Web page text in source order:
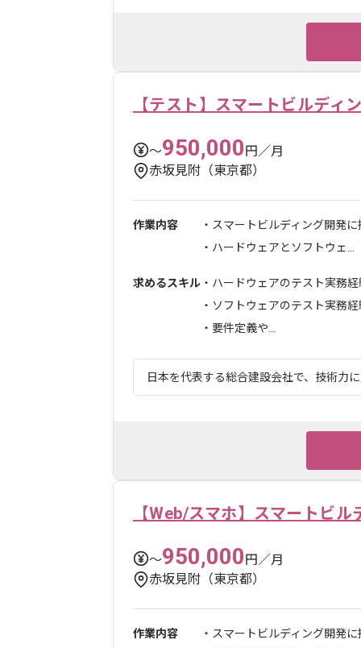
【テスト】スマートビルディ
〜950,000円／月
赤坂見附（東京都）
作業内容
・スマートビルディング開発
・ハードウェアとソフトウェ...
求めるスキル ・ハードウェアのテスト実務経
・ソフトウェアのテスト実務経
・要件定義や...
日本を代表する総合建設会社で、技術力
【Web/スマホ】スマートビ
〜950,000円／月
赤坂見附（東京都）
作業内容
・スマートビルディング開発